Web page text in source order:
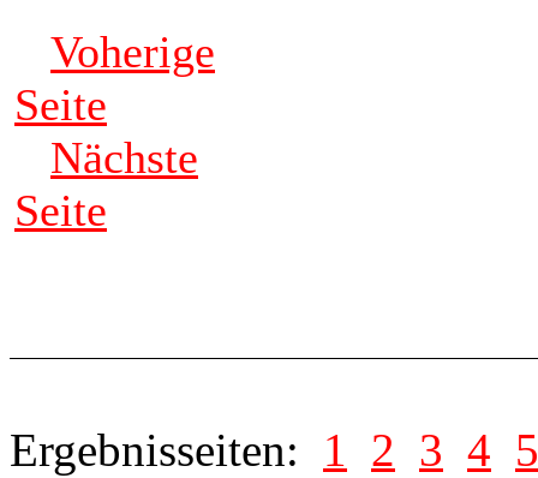
Voherige
Seite
Nächste
Seite
Ergebnisseiten: 1 2 3 4 5